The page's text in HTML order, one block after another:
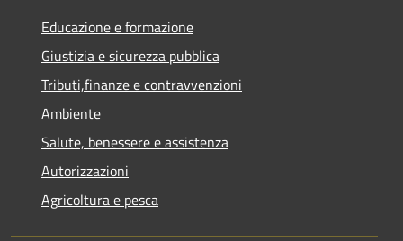
Educazione e formazione
Giustizia e sicurezza pubblica
Tributi,finanze e contravvenzioni
Ambiente
Salute, benessere e assistenza
Autorizzazioni
Agricoltura e pesca